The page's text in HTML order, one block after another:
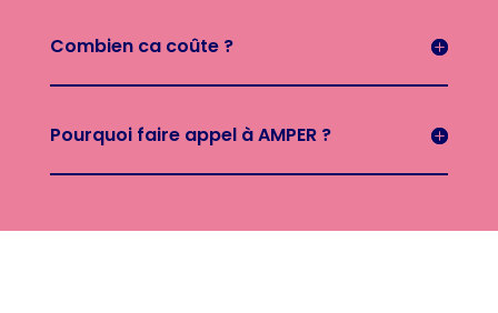
Combien ca coûte ?
Pourquoi faire appel à AMPER ?